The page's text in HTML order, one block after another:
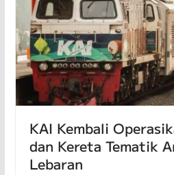
KAI Kembali
dan Kereta Tematik
Lebaran